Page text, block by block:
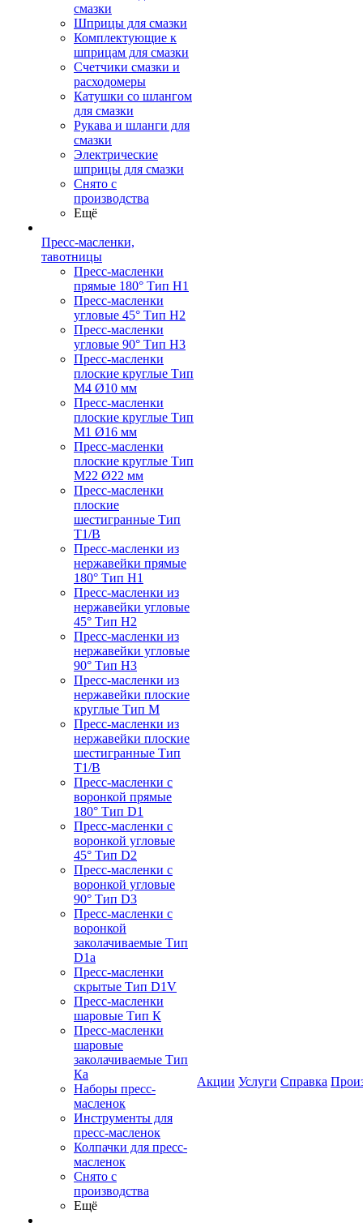
смазки
Шприцы для смазки
Комплектующие к
шприцам для смазки
Счетчики смазки и
расходомеры
Катушки со шлангом
для смазки
Рукава и шланги для
смазки
Электрические
шприцы для смазки
Снято с
производства
Ещё
Пресс-масленки,
тавотницы
Пресс-масленки
прямые 180° Тип H1
Пресс-масленки
угловые 45° Тип H2
Пресс-масленки
угловые 90° Тип H3
Пресс-масленки
плоские круглые Тип
M4 Ø10 мм
Пресс-масленки
плоские круглые Тип
M1 Ø16 мм
Пресс-масленки
плоские круглые Тип
M22 Ø22 мм
Пресс-масленки
плоские
шестигранные Тип
T1/B
Пресс-масленки из
нержавейки прямые
180° Тип H1
Пресс-масленки из
нержавейки угловые
45° Тип H2
Пресс-масленки из
нержавейки угловые
90° Тип H3
Пресс-масленки из
нержавейки плоские
круглые Тип M
Пресс-масленки из
нержавейки плоские
шестигранные Тип
T1/B
Пресс-масленки с
воронкой прямые
180° Тип D1
Пресс-масленки с
воронкой угловые
45° Тип D2
Пресс-масленки с
воронкой угловые
90° Тип D3
Пресс-масленки с
воронкой
заколачиваемые Тип
D1a
Пресс-масленки
скрытые Тип D1V
Пресс-масленки
шаровые Тип К
Пресс-масленки
шаровые
заколачиваемые Тип
Кa
Наборы пресс-
масленок
Инструменты для
пресс-масленок
Колпачки для пресс-
масленок
Снято с
производства
Ещё
Акции Услуги Справка